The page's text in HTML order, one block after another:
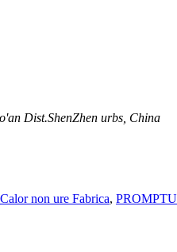
Dist.ShenZhen urbs, China
Calor non ure Fabrica,